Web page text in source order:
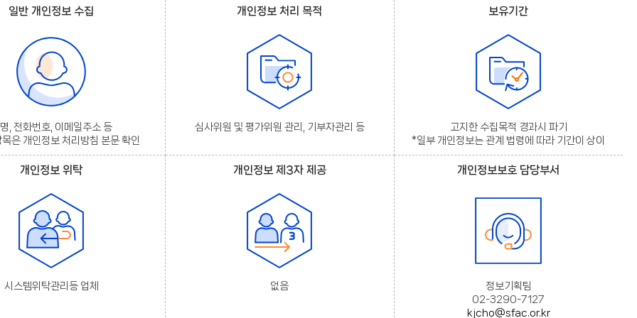
일반 개인정보 수집
, 전화번호, 이메일주소 등
은 개인정보 처리방침 본문 확인
개인정보 처리 목적
심사위원 및 평가위원 관리, 기부자관리 등
보유기간
고지한 수집목적 경과시 파기
*일부 개인정보는 관계 법령에 따라 기간이 상이
개인정보 위탁
시스템위탁관리등 업체
개인정보 제3자 제공
없음
개인정보보호 담당부서
정보기획팀
02-3290-7127
kjcho@sfac.or.kr